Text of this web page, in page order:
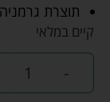
תוצרת גרמניה
קיים במלאי
-